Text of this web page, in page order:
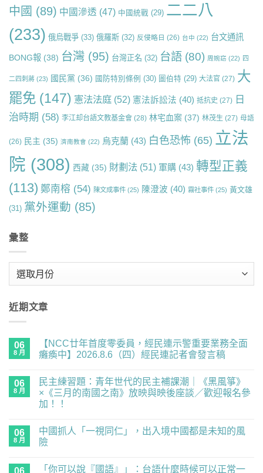
中國 (89) 中國滲透 (47) 中國統戰 (29) 二二八
(233) 俄烏戰爭 (33) 俄羅斯 (32) 反侵略日 (26) 台中 (22) 台文通訊
BONG報 (38) 台灣 (95) 台灣正名 (32) 台語 (80) 周婉窈 (22) 四
二四刺蔣 (23) 國民黨 (36) 國防特別條例 (30) 圖伯特 (29) 大法官 (27) 大
罷免 (147) 憲法法庭 (52) 憲法訴訟法 (40) 抵抗史 (27) 日
治時期 (58) 李江却台語文教基金會 (28) 林宅血案 (37) 林茂生 (27) 母語
(26) 民主 (35) 濟南教會 (22) 烏克蘭 (43) 白色恐怖 (65) 立法
院 (308) 西藏 (35) 財劃法 (51) 軍購 (43) 轉型正義
(113) 鄭南榕 (54) 陳文成事件 (25) 陳澄波 (40) 霧社事件 (25) 黃文雄
(31) 黨外運動 (85)
彙整
近期文章
06
8 月
【NCC廿年首度零委員，經民連示警重要業務全面
癱瘓中】2026.8.6（四）經民連記者會發言稿
廿
首
度
員，
經
民
留
言
06
8 月
民主練習題：青年世代的民主補課潮｜《黑風箏》
×《三月的南國之南》放映與映後座談／歡迎報名參
加！！
主
練
習
留
言
06
8 月
中國抓人「一視同仁」，出入境中國都是未知的風
險
06 「你可以說『國語』」：台語什麼時候可以正常一